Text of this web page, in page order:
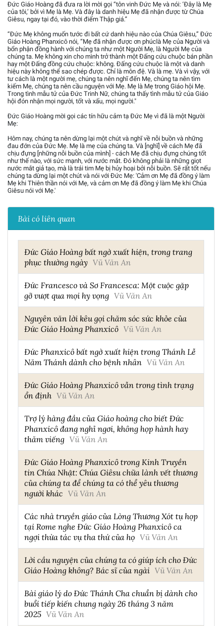
Đức Giáo Hoàng đã đưa ra lời mời gọi “tôn vinh Đức Mẹ và nói: ‘Đây là Mẹ
của tôi,’ bởi vì Mẹ là Mẹ. Và đây là danh hiệu Mẹ đã nhận được từ Chúa
Giêsu, ngay tại đó, vào thời điểm Thập giá.”
“Đức Mẹ không muốn tước đi bất cứ danh hiệu nào của Chúa Giêsu,” Đức
Giáo Hoàng Phanxicô nói, “Mẹ đã nhận được ơn phúclà Mẹ của Người và
bổn phận đồng hành với chúng ta như một Người Mẹ, là Người Mẹ của
chúng ta. Mẹ không xin cho mình trở thành một Đấng cứu chuộc bán phần
hay một Đấng đồng cứu chuộc: không. Đấng cứu chuộc là một và danh
hiệu này không thể sao chép được. Chỉ là môn đệ. Và là mẹ. Và vì vậy, với
tư cách là một người mẹ, chúng ta nên nghĩ đến Mẹ, chúng ta nên tìm
kiếm Mẹ, chúng ta nên cầu nguyện với Mẹ. Mẹ là Mẹ trong Giáo hội Mẹ.
Trong tình mẫu tử của Đức Trinh Nữ, chúng ta thấy tình mẫu tử của Giáo
hội đón nhận mọi người, tốt và xấu, mọi người."
Đức Giáo Hoàng mời gọi các tín hữu cảm tạ Đức Mẹ vì đã là một Người
Mẹ:
Hôm nay, chúng ta nên dừng lại một chút và nghĩ về nỗi buồn và những
đau đớn của Đức Mẹ. Mẹ là mẹ của chúng ta. Và [nghĩ] về cách Mẹ đã
chịu đựng [những nỗi buồn của mình] - cách Mẹ đã chịu đựng chúng tốt
như thế nào, với sức mạnh, với nước mắt. Đó không phải là những giọt
nước mắt giả tạo, mà là trái tim Mẹ bị hủy hoại bởi nỗi buồn. Sẽ rất tốt nếu
chúng ta dừng lại một chút và nói với Đức Mẹ: 'Cảm ơn Mẹ đã đồng ý làm
Mẹ khi Thiên thần nói với Mẹ, và cảm ơn Mẹ đã đồng ý làm Mẹ khi Chúa
Giêsu nói với Mẹ.'
Bài có liên quan
Đức Giáo Hoàng bất ngờ xuất hiện, trong trang
phục thường ngày Vũ Văn An
Đức Francesco và Sơ Francesca: Một cuộc gặp
gỡ vượt qua mọi hy vọng Vũ Văn An
Nguyên văn lời kêu gọi chăm sóc sức khỏe của
Đức Giáo Hoàng Phanxicô Vũ Văn An
Đức Phanxicô bất ngờ xuất hiện trong Thánh Lễ
Năm Thánh dành cho bệnh nhân Vũ Văn An
Đức Giáo Hoàng Phanxicô vẫn trong tình trạng
ổn định Vũ Văn An
Trợ lý hàng đầu của Giáo hoàng cho biết Đức
Phanxicô đang nghỉ ngơi, không họp hành hay
thăm viếng Vũ Văn An
Đức Giáo Hoàng Phanxicô trong Kinh Truyền
tin Chúa Nhật: Chúa Giêsu chữa lành vết thương
của chúng ta để chúng ta có thể yêu thương
người khác Vũ Văn An
Các nhà truyền giáo của Lòng Thương Xót tụ họp
tại Rome nghe Đức Giáo Hoàng Phanxicô ca
ngợi thừa tác vụ tha thứ của họ Vũ Văn An
Lời cầu nguyện của chúng ta có giúp ích cho Đức
Giáo Hoàng không? Bác sĩ của ngài Vũ Văn An
Bài giáo lý do Đức Thánh Cha chuẩn bị dành cho
buổi tiếp kiến chung ngày 26 tháng 3 năm
2025 Vũ Văn An